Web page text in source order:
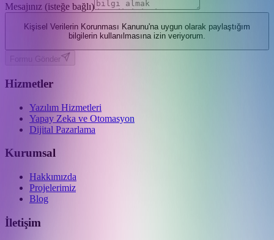
Mesajınız (isteğe bağlı)
Kişisel Verilerin Korunması Kanunu'na uygun olarak paylaştığım
bilgilerin kullanılmasına izin veriyorum.
Formu Gönder
Hizmetler
Yazılım Hizmetleri
Yapay Zeka ve Otomasyon
Dijital Pazarlama
Kurumsal
Hakkımızda
Projelerimiz
Blog
İletişim